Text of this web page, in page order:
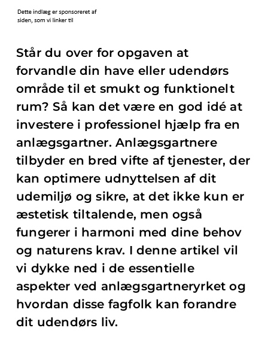
Står du over for opgaven at
forvandle din have eller udendørs
område til et smukt og funktionelt
rum? Så kan det være en god idé at
investere i professionel hjælp fra en
anlægsgartner. Anlægsgartnere
tilbyder en bred vifte af tjenester, der
kan optimere udnyttelsen af dit
udemiljø og sikre, at det ikke kun er
æstetisk tiltalende, men også
fungerer i harmoni med dine behov
og naturens krav. I denne artikel vil
vi dykke ned i de essentielle
aspekter ved anlægsgartneryrket og
hvordan disse fagfolk kan forandre
dit udendørs liv.